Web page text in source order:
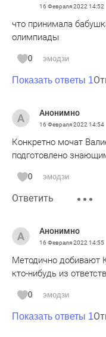
16 Февраля 2022 14:52
что принимала
олимпиады
0 эмодзи
Показать ответы 1
Анонимно
16 Февраля 2022 14:54
Конкретно мочат
подготовлено
0 эмодзи
Ответить
Анонимно
16 Февраля 2022 14:55
Методично добивают
кто-нибудь из
0 эмодзи
Показать ответы 1